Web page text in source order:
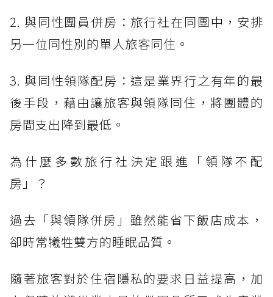
2. 與同性團員併房：旅行社在同團中，安排
另一位同性別的單人旅客同住。
3. 與同性領隊配房：這是業界行之有年的最
後手段，藉由讓旅客與領隊同住，將團體的
房間支出降到最低。
為什麼多數旅行社決定跟進「領隊不配
房」？
過去「與領隊併房」雖然能省下飯店成本，
卻時常犧牲雙方的睡眠品質。
隨著旅客對於住宿隱私的要求日益提高，加